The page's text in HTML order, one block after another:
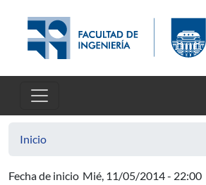
Inicio
Fecha de inicio Mié, 11/05/2014 - 22:00